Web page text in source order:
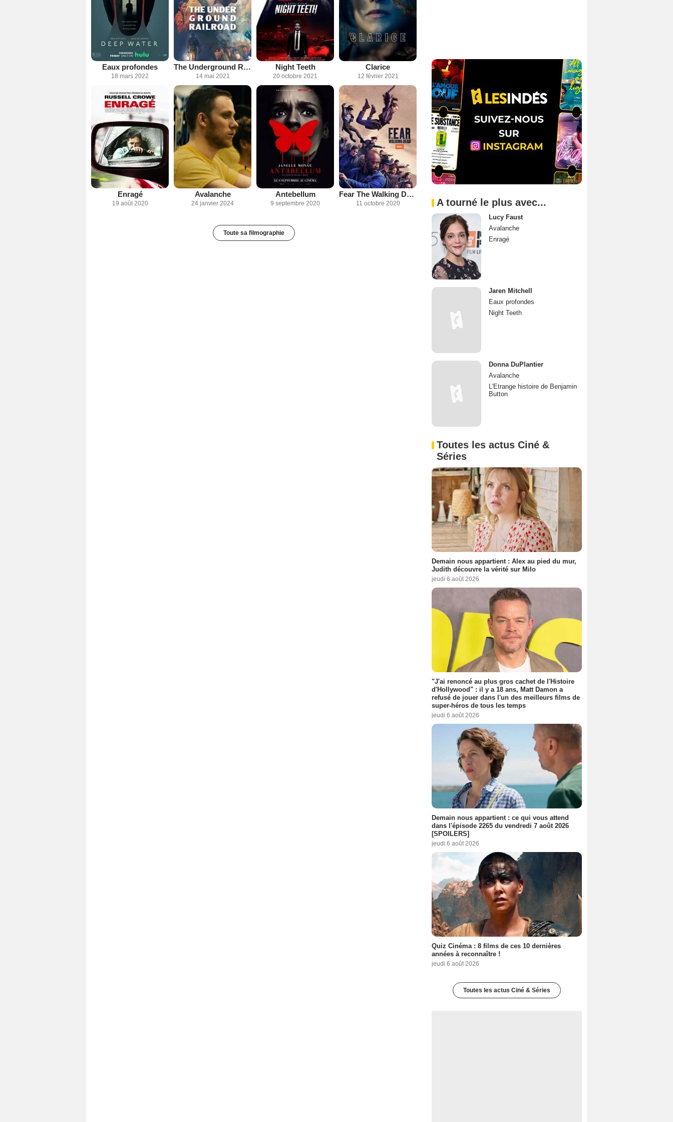
Eaux profondes
18 mars 2022
The Underground Railroad
14 mai 2021
Night Teeth
20 octobre 2021
Clarice
12 février 2021
Enragé
19 août 2020
Avalanche
24 janvier 2024
Antebellum
9 septembre 2020
Fear The Walking Dead
11 octobre 2020
Toute sa filmographie
A tourné le plus avec...
Lucy Faust
Avalanche
Enragé
Jaren Mitchell
Eaux profondes
Night Teeth
Donna DuPlantier
Avalanche
L'Etrange histoire de Benjamin
Button
Toutes les actus Ciné &
Séries
Demain nous appartient : Alex au pied du mur,
Judith découvre la vérité sur Milo
jeudi 6 août 2026
"J'ai renoncé au plus gros cachet de l'Histoire
d'Hollywood" : il y a 18 ans, Matt Damon a
refusé de jouer dans l'un des meilleurs films de
super-héros de tous les temps
jeudi 6 août 2026
Demain nous appartient : ce qui vous attend
dans l'épisode 2265 du vendredi 7 août 2026
[SPOILERS]
jeudi 6 août 2026
Quiz Cinéma : 8 films de ces 10 dernières
années à reconnaître !
jeudi 6 août 2026
Toutes les actus Ciné & Séries